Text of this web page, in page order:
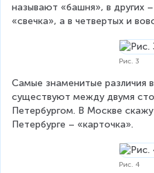
называют «башня», в других
«свечка», а в четвертых и
Рис. 3
Самые знаменитые различия
существуют между двумя
Петербургом. В Москве
Петербурге – «карточка».
Рис. 4